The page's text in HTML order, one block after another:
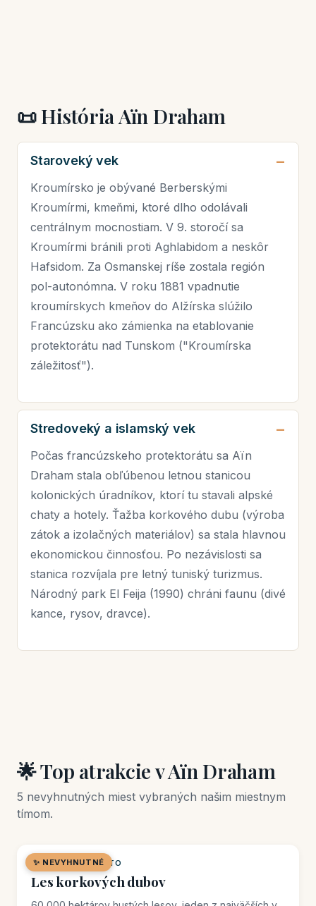
📜 História Aïn Draham
Staroveký vek
Kroumírsko je obývané Berberskými
Kroumírmi, kmeňmi, ktoré dlho odolávali
centrálnym mocnostiam. V 9. storočí sa
Kroumírmi bránili proti Aghlabidom a neskôr
Hafsidom. Za Osmanskej ríše zostala región
pol-autonómna. V roku 1881 vpadnutie
kroumírskych kmeňov do Alžírska slúžilo
Francúzsku ako zámienka na etablovanie
protektorátu nad Tunskom ("Kroumírska
záležitosť").
Stredoveký a islamský vek
Počas francúzskeho protektorátu sa Aïn
Draham stala obľúbenou letnou stanicou
kolonických úradníkov, ktorí tu stavali alpské
chaty a hotely. Ťažba korkového dubu (výroba
zátok a izolačných materiálov) sa stala hlavnou
ekonomickou činnosťou. Po nezávislosti sa
stanica rozvíjala pre letný tuniský turizmus.
Národný park El Feija (1990) chráni faunu (divé
kance, rysov, dravce).
🌟 Top atrakcie v Aïn Draham
5 nevyhnutných miest vybraných našim miestnym
tímom.
✨ NEVYHNUTNÉ
🌿 PRÍRODNÉ MIESTO
Les korkových dubov